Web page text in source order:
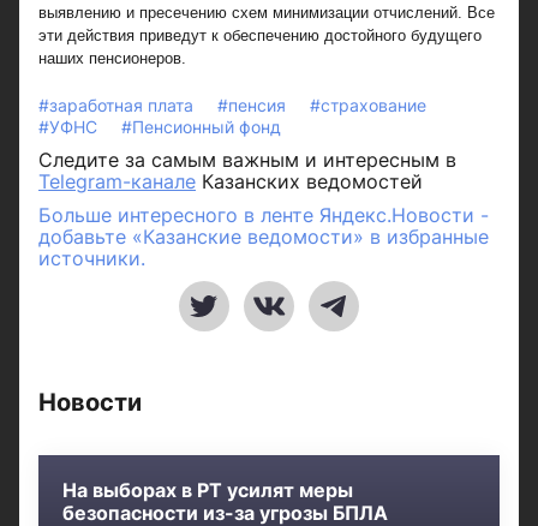
выявлению и пресечению схем минимизации отчислений. Все
эти действия приведут к обеспечению достойного будущего
наших пенсионеров.
#заработная плата #пенсия
#страхование
#УФНС
#Пенсионный фонд
Следите за самым важным и интересным в
Telegram-канале Казанских ведомостей
Больше интересного в ленте Яндекс.Новости -
добавьте «Казанские ведомости» в избранные
источники.
Новости
На выборах в РТ усилят меры
безопасности из-за угрозы БПЛА